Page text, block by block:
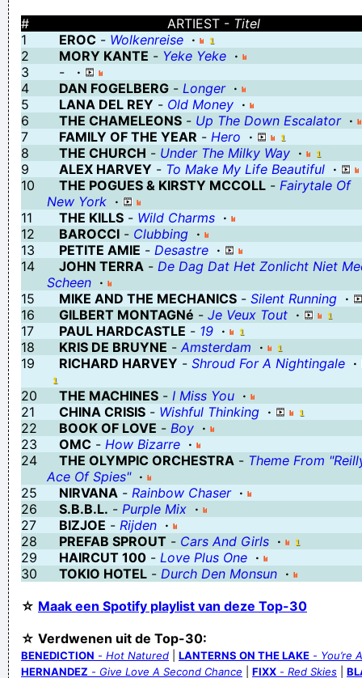
Niet dat ik elke dag rondloop als een wandelende stinkwolk
Er was eens een man eh, en die moest 7 keer meekomen
Ik ben de belichaming van het woord "IRRITANT"
geluk is niet de glimlach die je laat zien als je naar anderen kijkt,
maar die in je hart blijft als je jezelf onder ogen ziet
Is Eddie Vedder? Nee, die is met Brian May.
Compleet van de put gerukt
Damnit Uterus!: I've told you to stop fvcking around and get
Verknoei je tijd op een nuttige manier!
#
ARTIEST - Titel
1
EROC - Wolkenreise ·
2
MORY KANTE - Yeke Yeke ·
3
-
·
4
DAN FOGELBERG - Longer ·
5
LANA DEL REY - Old Money ·
6
THE CHAMELEONS - Up The Down Escalator ·
7
FAMILY OF THE YEAR - Hero ·
8
THE CHURCH - Under The Milky Way ·
9
ALEX HARVEY - To Make My Life Beautiful ·
10
THE POGUES & KIRSTY MCCOLL - Fairytale Of
New York ·
11
THE KILLS - Wild Charms ·
12
BAROCCI - Clubbing ·
13
PETITE AMIE - Desastre ·
14
JOHN TERRA - De Dag Dat Het Zonlicht Niet
Scheen ·
15
MIKE AND THE MECHANICS - Silent Running ·
16
GILBERT MONTAGNé - Je Veux Tout ·
17
PAUL HARDCASTLE - 19 ·
18
KRIS DE BRUYNE - Amsterdam ·
19
RICHARD HARVEY - Shroud For A Nightingale ·
20
THE MACHINES - I Miss You ·
21
CHINA CRISIS - Wishful Thinking ·
22
BOOK OF LOVE - Boy ·
23
OMC - How Bizarre ·
24
THE OLYMPIC ORCHESTRA - Theme From
Ace Of Spies" ·
25
NIRVANA - Rainbow Chaser ·
26
S.B.B.L. - Purple Mix ·
27
BIZJOE - Rijden ·
28
PREFAB SPROUT - Cars And Girls ·
29
HAIRCUT 100 - Love Plus One ·
30
TOKIO HOTEL - Durch Den Monsun ·
☆ Maak een Spotify playlist van deze Top-30
☆ Verdwenen uit de Top-30:
BENEDICTION - Hot Natured LANTERNS ON THE LAKE - You’re
HERNANDEZ - Give Love A Second Chance FIXX - Red Skies